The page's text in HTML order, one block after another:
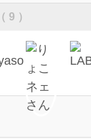
（ 9 ）